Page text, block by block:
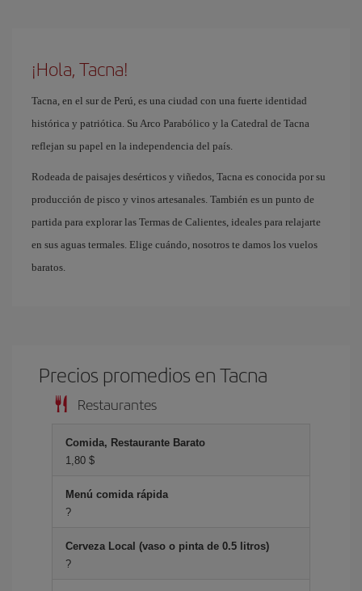
¡Hola, Tacna!
Tacna, en el sur de Perú, es una ciudad con una fuerte identidad
histórica y patriótica. Su Arco Parabólico y la Catedral de Tacna
reflejan su papel en la independencia del país.
Rodeada de paisajes desérticos y viñedos, Tacna es conocida por su
producción de pisco y vinos artesanales. También es un punto de
partida para explorar las Termas de Calientes, ideales para relajarte
en sus aguas termales. Elige cuándo, nosotros te damos los vuelos
baratos.
Precios promedios en Tacna
Restaurantes
Comida, Restaurante Barato
1,80 $
Menú comida rápida
?
Cerveza Local (vaso o pinta de 0.5 litros)
?